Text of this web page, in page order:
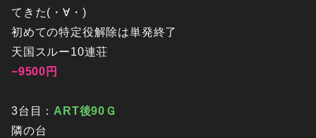
てきた(・∀・)
初めての特定役解除は単発終了
天国スルー10連荘
−9500円
3台目： ART後90Ｇ
隣の台